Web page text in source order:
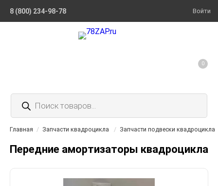
8 (800) 234-98-78 Войти
Поиск
товаров
0
Главная / Запчасти квадроцикла / Запчасти подвески квадроцикла
Передние амортизаторы квадроцикла